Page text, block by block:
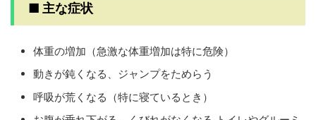
■ 主な症状
体重の増加（急激な体重増加は特に危険）
動きが鈍くなる、ジャンプをためらう
呼吸が荒くなる（特に寝ているとき）